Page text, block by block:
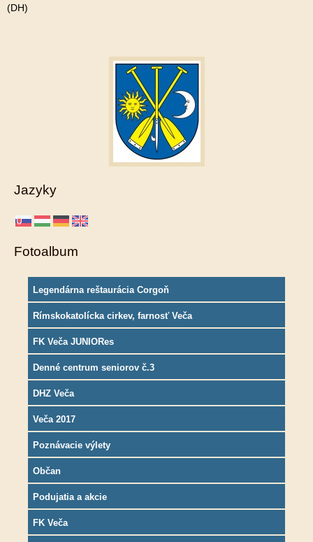
(DH)
Jazyky
Fotoalbum
Legendárna reštaurácia Corgoň
Rímskokatolícka cirkev, farnosť Veča
FK Veča JUNIORes
Denné centrum seniorov č.3
DHZ Veča
Veča 2017
Poznávacie výlety
Občan
Podujatia a akcie
FK Veča